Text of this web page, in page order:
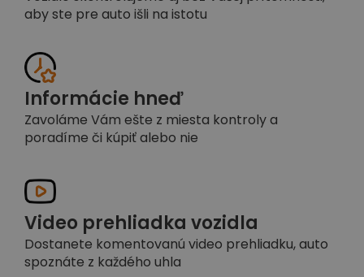
aby ste pre auto išli na istotu
Informácie hneď
Zavoláme Vám ešte z miesta kontroly a
poradíme či kúpiť alebo nie
Video prehliadka vozidla
Dostanete komentovanú video prehliadku, auto
spoznáte z každého uhla